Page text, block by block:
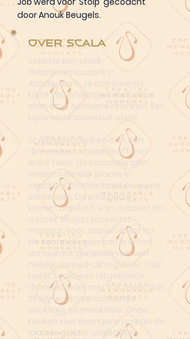
door Anouk Beugels.
Over Scala
Scala is een uniek
theaterrestaurant in
Amsterdam. Je combineert
korte voorstellingen met lekker
eten én je favoriete drankjes. Een
bijzondere avond uit eten!
Scala doet denken aan een
dinnershow, maar heeft een
leuke twist: de voorstellingen
vinden namelijk plaats in
separate theaterzaaltjes in ons
souterrain. Diverse genres
komen aan bod, van cabaret tot
muziek en van toneel tot
musical. Voor, tussen en/of na
de voorstellingen kan je in het
restaurant genieten van een
heerlijk shared-dining diner. Ook
heeft Scala een uitgebreide
drankenkaart met o.a. meer dan
25 wijnen en verschillende
cocktails en mocktails. Onze
keuken sluit overigens pas als de
laatste gast is uitgegeten.